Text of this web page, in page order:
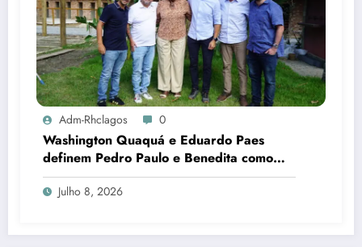
Adm-Rhclagos 0
Washington Quaquá e Eduardo Paes
definem Pedro Paulo e Benedita como
candidatos ao Senado no Rio
Julho 8, 2026